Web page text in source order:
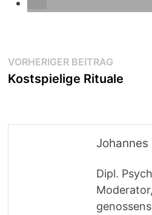
VORHERIGER BEITRAG
Beitrag:
Kostspielige Rituale
Johannes
Dipl.